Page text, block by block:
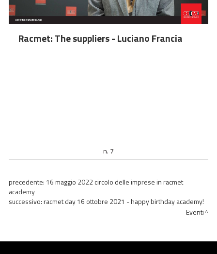
Racmet: The suppliers - Luciano Francia
n. 7
precedente: 16 maggio 2022 circolo delle imprese in racmet
academy
successivo:racmet day 16 ottobre 2021 - happy birthday academy!
Eventi